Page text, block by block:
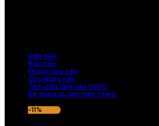
Sáp nến
Bấc nến
Khuôn làm nến
Cốc đựng nến
Tinh dầu làm nến thơm
Bộ dụng cụ làm nến thơm
-11%